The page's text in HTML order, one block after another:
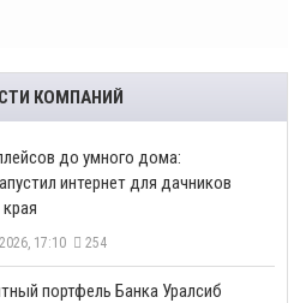
КОМПАНИЙ
до умного дома:
интернет для дачников
17:10 254
портфель Банка Уралсиб